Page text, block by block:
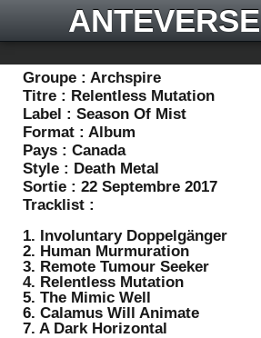
ANTEVERSE
Groupe : Archspire
Titre : Relentless Mutation
Label : Season Of Mist
Format : Album
Pays : Canada
Style : Death Metal
Sortie : 22 Septembre 2017
Tracklist :
1. Involuntary Doppelgänger
2. Human Murmuration
3. Remote Tumour Seeker
4. Relentless Mutation
5. The Mimic Well
6. Calamus Will Animate
7. A Dark Horizontal